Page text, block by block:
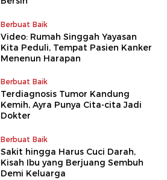
Berbuat Baik
Video: Rumah Singgah Yayasan
Kita Peduli, Tempat Pasien Kanker
Menenun Harapan
Berbuat Baik
Terdiagnosis Tumor Kandung
Kemih, Ayra Punya Cita-cita Jadi
Dokter
Berbuat Baik
Sakit hingga Harus Cuci Darah,
Kisah Ibu yang Berjuang Sembuh
Demi Keluarga